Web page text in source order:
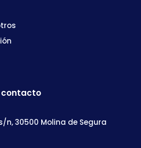
contacto
n, 30500 Molina de Segura